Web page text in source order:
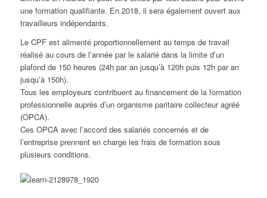
une formation qualifiante. En 2018, il sera également ouvert aux
travailleurs indépendants.
Le CPF est alimenté proportionnellement au temps de travail
réalisé au cours de l’année par le salarié dans la limite d’un
plafond de 150 heures (24h par an jusqu’à 120h puis 12h par an
jusqu’à 150h).
Tous les employeurs contribuent au financement de la formation
professionnelle auprès d’un organisme paritaire collecteur agréé
(OPCA).
Ces OPCA avec l’accord des salariés concernés et de
l’entreprise prennent en charge les frais de formation sous
plusieurs conditions.